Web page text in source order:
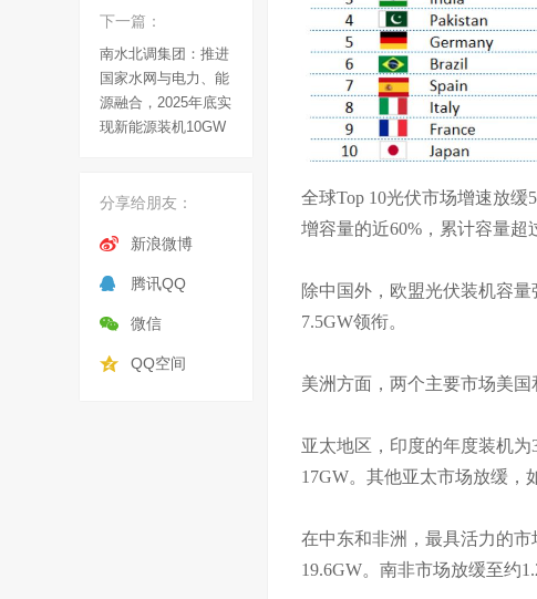
下一篇：
南水北调集团：推进
国家水网与电力、能
源融合，2025年底实
现新能源装机10GW
分享给朋友：
新浪微博
腾讯QQ
微信
QQ空间
全球Top 10光伏市场增速放
增容量的近60%，累计容量超
除中国外，欧盟光伏装机容
7.5GW领衔。
美洲方面，两个主要市场美国
亚太地区，印度的年度装机
17GW。其他亚太市场放缓，
在中东和非洲，最具活力的
19.6GW。南非市场放缓至约